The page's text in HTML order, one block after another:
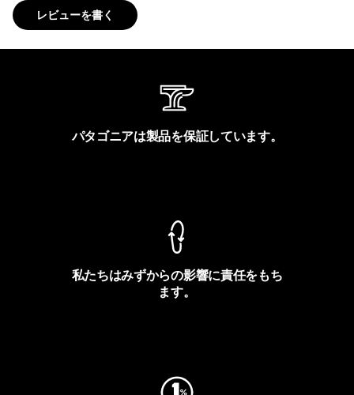
レビューを書く
パタゴニアは製品を保証しています。
私たちはみずからの影響に責任をもち
ます。